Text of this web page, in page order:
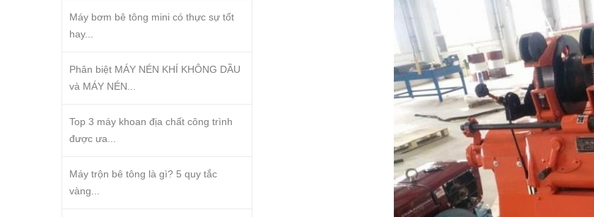
Máy bơm bê tông mini có thực sự tốt
hay...
Phân biệt MÁY NÉN KHÍ KHÔNG DẦU
và MÁY NÉN...
Top 3 máy khoan địa chất công trình
được ưa...
Máy trộn bê tông là gì? 5 quy tắc
vàng...